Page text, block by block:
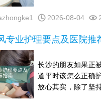
少，而大面积,顽固
些价格方面还会受
程度的影响至于禁
少吃或不吃富含维
绪，同时不要盲目
具体花销需结合个
2026-08-04
专业护理要点及医院推
长沙的朋友如果正
道平时该怎么正确
放心其实，除了坚